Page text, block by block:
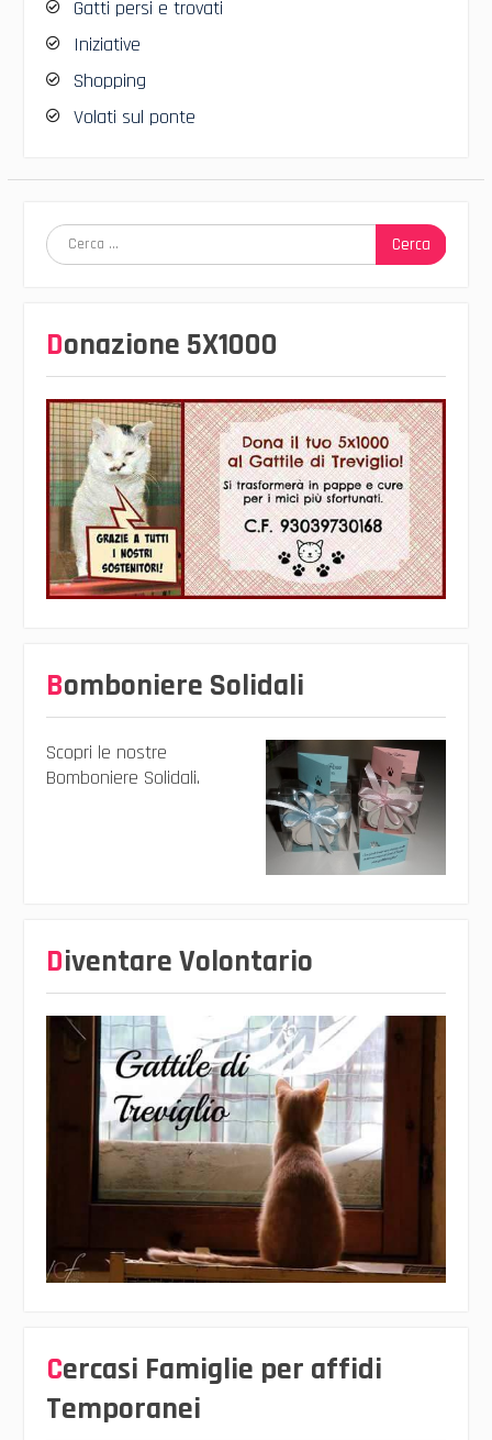
Gatti persi e trovati
Iniziative
Shopping
Volati sul ponte
Ricerca
per:
Donazione 5X1000
Bomboniere Solidali
Scopri le nostre
Bomboniere Solidali.
Diventare Volontario
Cercasi Famiglie per affidi
Temporanei